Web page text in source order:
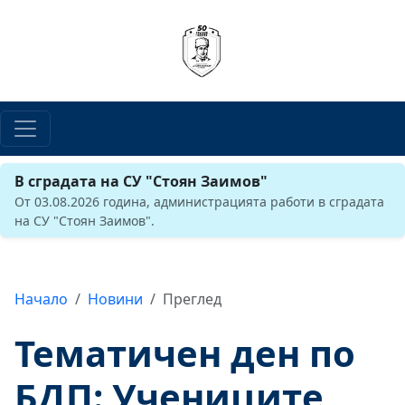
В сградата на СУ "Стоян Заимов"
От 03.08.2026 година, администрацията работи в сградата
на СУ "Стоян Заимов".
Начало Новини Преглед
Тематичен ден по